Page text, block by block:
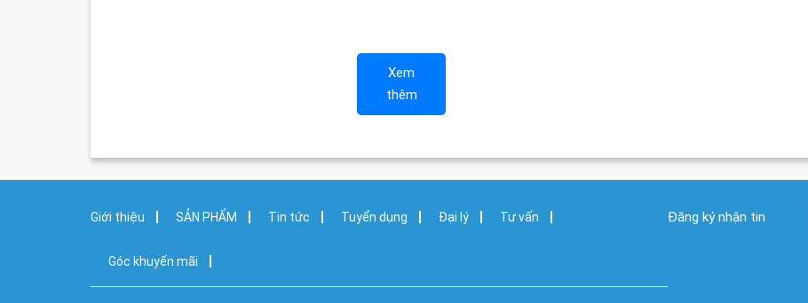
Xem
thêm
Giới thiệu SẢN PHẨM Tin tức Tuyển dụng Đại lý Tư vấn
Góc khuyến mãi
Đăng ký nhận tin